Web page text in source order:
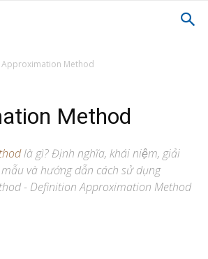
Approximation Method
Method
là gì? Định nghĩa, khái niệm, giải
và hướng dẫn cách sử dụng
- Definition Approximation Method